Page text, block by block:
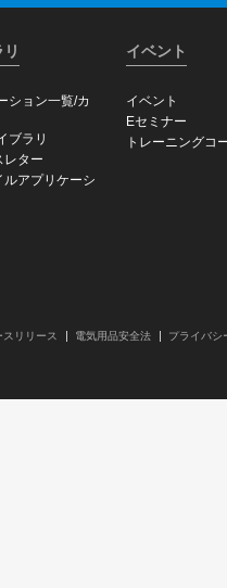
ション一覧/カ
ブラリ
レター
ルアプリケーシ
イベント
イベント
Eセミナー
トレーニングコ
スリリース 電気用品安全法
プライバシ